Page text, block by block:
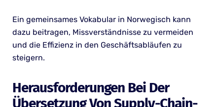
Ein gemeinsames Vokabular in Norwegisch kann
dazu beitragen, Missverständnisse zu vermeiden
und die Effizienz in den Geschäftsabläufen zu
steigern.
Herausforderungen Bei Der
Übersetzung Von Supply-Chain-